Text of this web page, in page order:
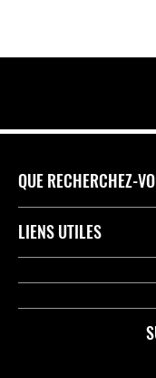
QUE RECHERCHEZ-
Motos
Compétition
LIENS UTILES
Press